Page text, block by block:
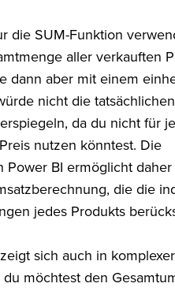
die SUM-Funktion
aller verkauften
dann aber mit einem
nicht die tatsächlichen
da du nicht für
nutzen könntest. Die
Power BI ermöglicht
die die
jedes Produkts
sich auch in
möchtest den